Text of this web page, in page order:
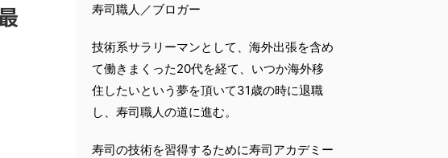
寿司職人／ブロガー
技術系サラリーマンとして、海外出張を含め
て働きまくった20代を経て、いつか海外移
住したいという夢を頂いて31歳の時に退職
し、寿司職人の道に進む。
寿司の技術を習得するために寿司アカデミー